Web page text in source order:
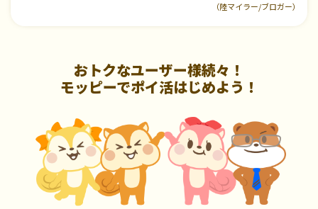
（陸マイラー/ブロガー）
おトクなユーザー様続々！
モッピーでポイ活はじめよう！